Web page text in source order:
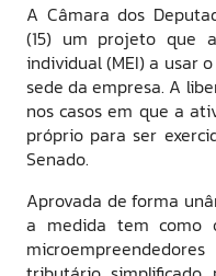
A Câmara dos
(15) um projeto que
individual (MEI) a usar
sede da empresa. A
nos casos em que a
próprio para ser
Senado.
Aprovada de forma
a medida tem como